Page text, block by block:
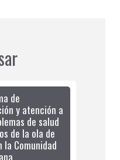
de
y atención a
de salud
de la ola de
la Comunidad